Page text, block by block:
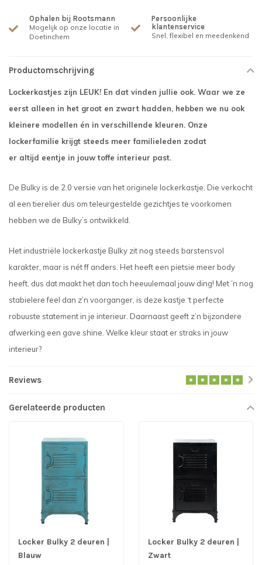
Ophalen bij Rootsmann
Mogelijk op onze locatie in
Doetinchem
Persoonlijke
klantenservice
Snel, flexibel en meedenkend
Productomschrijving
Lockerkastjes zijn LEUK! En dat vinden jullie ook. Waar we ze
eerst alleen in het groot en zwart hadden, hebben we nu ook
kleinere modellen én in verschillende kleuren. Onze
lockerfamilie krijgt steeds meer familieleden zodat
er altijd eentje in jouw toffe interieur past.
De Bulky is de 2.0 versie van het originele lockerkastje. Die verkocht
al een tierelier dus om teleurgestelde gezichtjes te voorkomen
hebben we de Bulky’s ontwikkeld.
Het industriële lockerkastje Bulky zit nog steeds barstensvol
karakter, maar is nét ff anders. Het heeft een pietsie meer body
heeft, dus dat maakt het dan toch heeuulemaal jouw ding! Met ’n nog
stabielere feel dan z’n voorganger, is deze kastje ‘t perfecte
robuuste statement in je interieur. Daarnaast geeft z’n bijzondere
afwerking een gave shine. Welke kleur staat er straks in jouw
interieur?
Reviews
Gerelateerde producten
Locker Bulky 2 deuren |
Blauw
Locker Bulky 2 deuren |
Zwart